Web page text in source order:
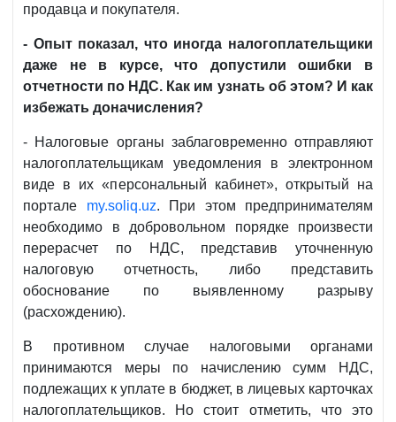
продавца и покупателя.
- Опыт показал, что иногда налогоплательщики
даже не в курсе, что допустили ошибки в
отчетности по НДС. Как им узнать об этом? И как
избежать доначисления?
- Налоговые органы заблаговременно отправляют
налогоплательщикам уведомления в электронном
виде в их «персональный кабинет», открытый на
портале my.soliq.uz. При этом предпринимателям
необходимо в добровольном порядке произвести
перерасчет по НДС, представив уточненную
налоговую отчетность, либо представить
обоснование по выявленному разрыву
(расхождению).
В противном случае налоговыми органами
принимаются меры по начислению сумм НДС,
подлежащих к уплате в бюджет, в лицевых карточках
налогоплательщиков. Но стоит отметить, что это